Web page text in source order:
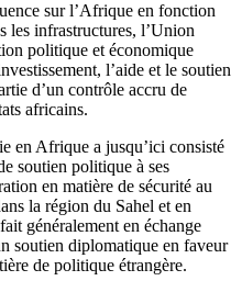
sur l’Afrique en fonction
les infrastructures, l’Union
politique et économique
l’aide et le soutien
d’un contrôle accru de
africains.
en Afrique a jusqu’ici consisté
soutien politique à ses
en matière de sécurité au
la région du Sahel et en
généralement en échange
soutien diplomatique en faveur
de politique étrangère.